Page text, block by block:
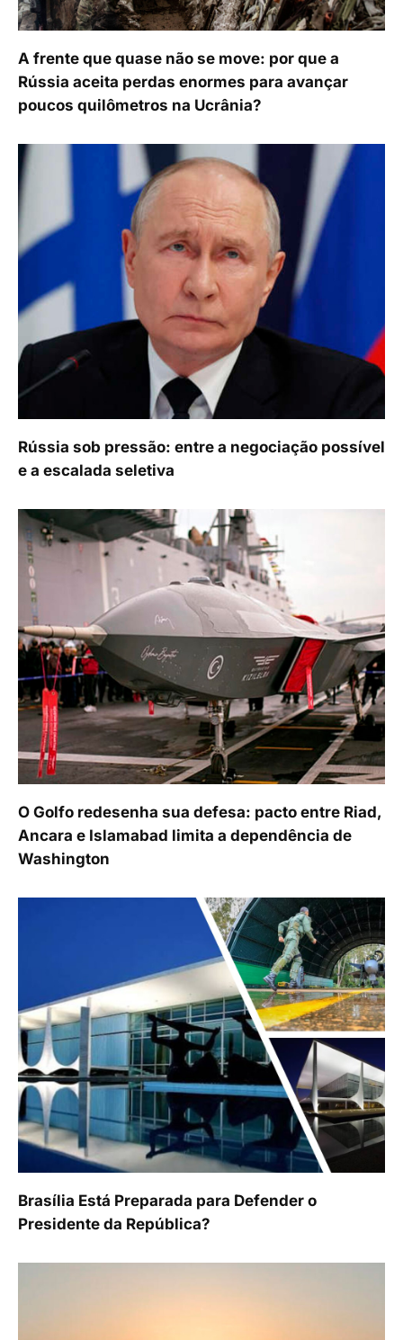
A frente que quase não se move: por que a
Rússia aceita perdas enormes para avançar
poucos quilômetros na Ucrânia?
Rússia sob pressão: entre a negociação possível
e a escalada seletiva
O Golfo redesenha sua defesa: pacto entre Riad,
Ancara e Islamabad limita a dependência de
Washington
Brasília Está Preparada para Defender o
Presidente da República?